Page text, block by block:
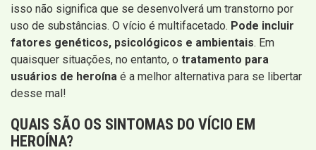
isso não significa que se desenvolverá um transtorno por
uso de substâncias. O vício é multifacetado. Pode incluir
fatores genéticos, psicológicos e ambientais. Em
quaisquer situações, no entanto, o tratamento para
usuários de heroína é a melhor alternativa para se libertar
desse mal!
QUAIS SÃO OS SINTOMAS DO VÍCIO EM
HEROÍNA?